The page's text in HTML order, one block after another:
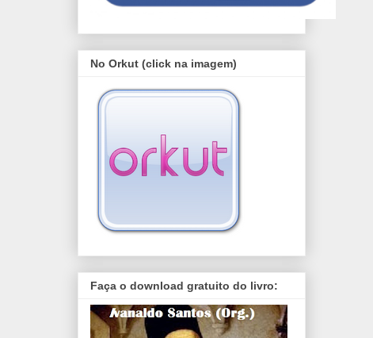
No Orkut (click na imagem)
Faça o download gratuito do livro: